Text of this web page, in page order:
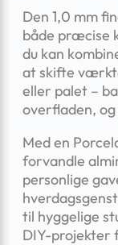
Den 1,0 mm
både præcise
du kan
at skifte
eller palet –
overfladen, og
Med en
forvandle
personlige
til hyggelige
DIY-projekter